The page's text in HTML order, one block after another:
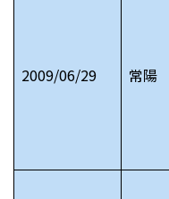
2009/06/29 常陽